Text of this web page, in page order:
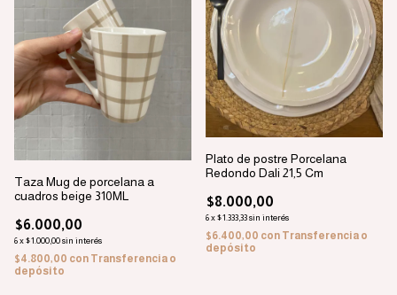
Taza Mug de porcelana a
cuadros beige 310ML
$6.000,00
6x$1.000,00sin interés
$4.800,00 con Transferencia o
depósito
Plato de postre Porcelana
Redondo Dali 21,5 Cm
$8.000,00
6x$1.333,33sin interés
$6.400,00 con Transferencia o
depósito